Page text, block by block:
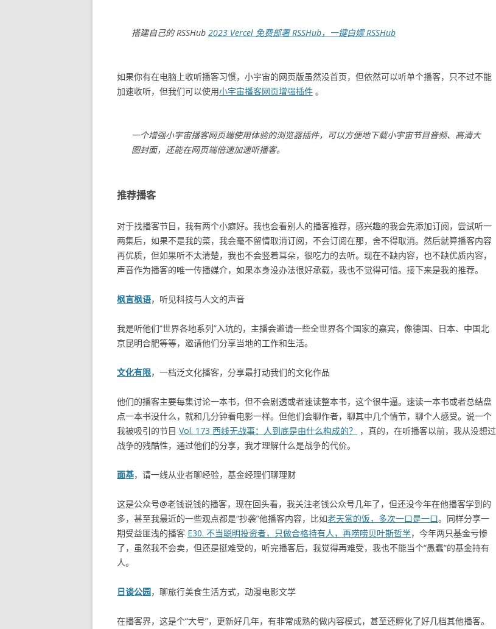
搭建自己的 RSSHub 2023 Vercel 免费部署 RSSHub，一键白嫖 RSSHub
如果你有在电脑上收听播客习惯，小宇宙的网页版虽然没首页，但依然可以听单个播客，只不过不能
加速收听，但我们可以使用小宇宙播客网页增强插件 。
一个增强小宇宙播客网页端使用体验的浏览器插件，可以方便地下载小宇宙节目音频、高清大
图封面，还能在网页端倍速加速听播客。
推荐播客
对于找播客节目，我有两个小癖好。我也会看别人的播客推荐，感兴趣的我会先添加订阅，尝试听一
两集后，如果不是我的菜，我会毫不留情取消订阅，不会订阅在那，舍不得取消。然后就算播客内容
再优质，但如果听不太清楚，我也不会竖着耳朵，很吃力的去听。现在不缺内容，也不缺优质内容，
声音作为播客的唯一传播媒介，如果本身没办法很好承载，我也不觉得可惜。接下来是我的推荐。
枫言枫语，听见科技与人文的声音
我是听他们“世界各地系列”入坑的，主播会邀请一些全世界各个国家的嘉宾，像德国、日本、中国北
京昆明合肥等等，邀请他们分享当地的工作和生活。
文化有限，一档泛文化播客，分享最打动我们的文化作品
他们的播客主要每集讨论一本书，但不会剧透或者速读整本书，这个很牛逼。速读一本书或者总结盘
点一本书没什么，就和几分钟看电影一样。但他们会聊作者，聊其中几个情节，聊个人感受。说一个
我被吸引的节目 Vol. 173 西线无战事：人到底是由什么构成的？
，真的，在听播客以前，我从没想过
战争的残酷性，通过他们的分享，我才理解什么是战争的代价。
面基，请一线从业者聊经验，基金经理们聊理财
这是公众号@老钱说钱的播客，现在回头看，我关注老钱公众号几年了，但还没今年在他播客学到的
多，甚至我最近的一些观点都是“抄袭”他播客内容，比如老天赏的饭，多次一口是一口。同样分享一
期受益匪浅的播客 E30. 不当聪明投资者，只做合格持有人，再唠唠贝叶斯哲学，今年两只基金亏惨
了，虽然我不会卖，但还是挺难受的，听完播客后，我觉得再难受，我也不能当个“愚蠢”的基金持有
人。
日谈公园，聊旅行美食生活方式，动漫电影文学
在播客界，这是个“大号”，更新好几年，有非常成熟的做内容模式，甚至还孵化了好几档其他播客。